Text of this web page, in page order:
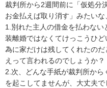
裁判所から2週間前に「仮処分
お金払えば取り消す」みたいな
1.別れた主人の借金を払わな
装離婚ではなくてけっこうひ
為に家だけは残してくれたの
えって言われるのでしょうか？
2.次、どんな手紙が裁判所か
を起こしてませんが、大丈夫